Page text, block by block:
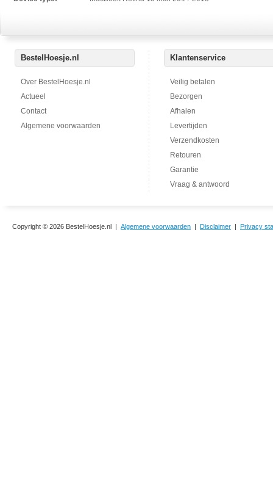
BestelHoesje.nl
Over BestelHoesje.nl
Actueel
Contact
Algemene voorwaarden
Klantenservice
Veilig betalen
Bezorgen
Afhalen
Levertijden
Verzendkosten
Retouren
Garantie
Vraag & antwoord
Copyright © 2026 BestelHoesje.nl | Algemene voorwaarden | Disclaimer | Privacy